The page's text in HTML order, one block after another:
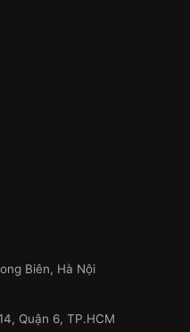
Biên, Hà Nội
Quận 6, TP.HCM